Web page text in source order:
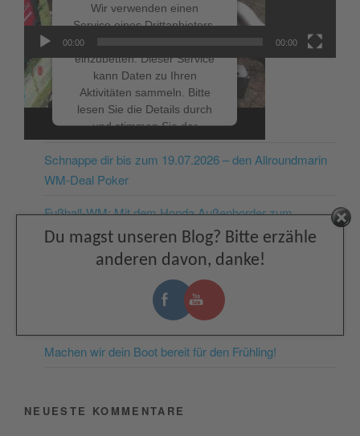
Wir verwenden einen
Service eines Drittanbieters,
einzubetten. Dieser Service
kann Daten zu Ihren
Aktivitäten sammeln. Bitte
lesen Sie die Details durch
und stimmen Sie der
Nutzung des Service zu, um
dieses Video anzusehen.
Mehr Informationen
Usercentrics
Consent Management
eRecht24
00:00 00:00
NEUESTE BEITRÄGE
Schnappe dir bis zum 19.07.2026 – den Allroundmarin
WM-Deal Poker
Fußball-WM: Mit dem Honda Außenborder zum
nächsten Public Viewing
Deutschland: Der perfekte Boots Urlaub ist kein Zufall!
Grabner Schlauchboote: Jetzt das Ticket für spontane
Machen wir dein Boot bereit für den Frühling!
NEUESTE KOMMENTARE
Du magst unseren Blog? Bitte erzähle
anderen davon, danke!
Facebook